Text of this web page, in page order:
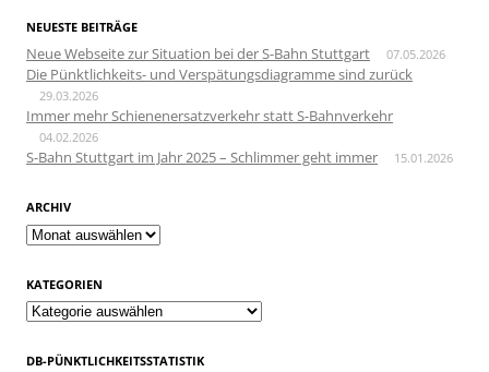
NEUESTE BEITRÄGE
Neue Webseite zur Situation bei der S-Bahn Stuttgart 07.05.2026
Die Pünktlichkeits- und Verspätungsdiagramme sind zurück
29.03.2026
Immer mehr Schienenersatzverkehr statt S-Bahnverkehr
04.02.2026
S-Bahn Stuttgart im Jahr 2025 – Schlimmer geht immer 15.01.2026
ARCHIV
Archiv
KATEGORIEN
Kategorien
DB-PÜNKTLICHKEITSSTATISTIK